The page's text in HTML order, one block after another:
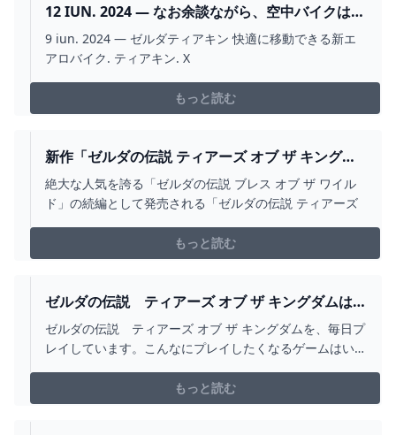
12 IUN. 2024 — なお余談ながら、空中バイクは国
内プレイヤーから「エアロバイク」と呼ばれるこ
ともある。実をいえば、エアロバイクはフィット
9 iun. 2024 — ゼルダティアキン 快適に移動できる新エ
アロバイク. ティアキン. X
もっと読む
新作「ゼルダの伝説 ティアーズ オブ ザ キングダ
ム」購入前5つの注意点と対策
絶大な人気を誇る「ゼルダの伝説 ブレス オブ ザ ワイル
ド」の続編として発売される「ゼルダの伝説 ティアーズ
もっと読む
ゼルダの伝説 ティアーズ オブ ザ キングダムは
何が凄いのか しあわせなITせいかつ
ゼルダの伝説 ティアーズ オブ ザ キングダムを、毎日プ
レイしています。こんなにプレイしたくなるゲームはい
ーでしたが、ゼルダの伝説 ティアーズ オブ ザ キングダ
ムは、それ以上の神ゲーです。ゼルダの伝説 ティアー
もっと読む